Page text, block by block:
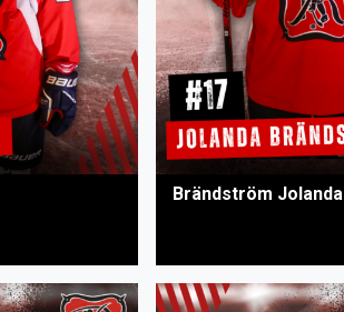
Brändström Jolanda